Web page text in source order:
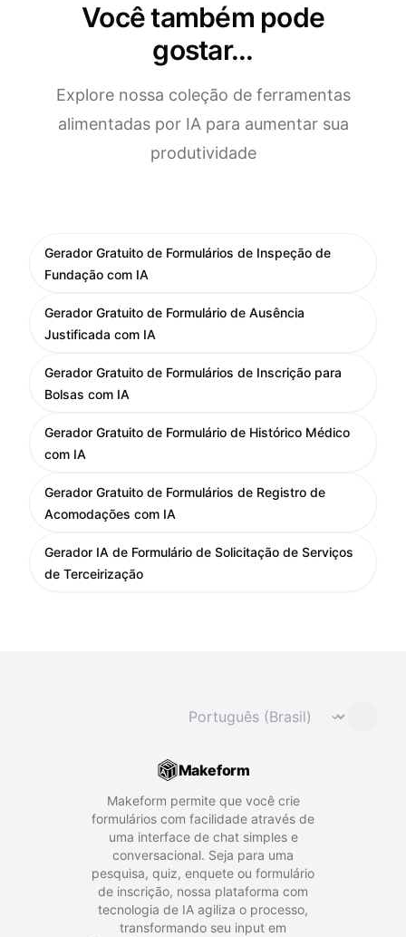
Você também pode
gostar...
Explore nossa coleção de ferramentas
alimentadas por IA para aumentar sua
produtividade
Gerador Gratuito de Formulários de Inspeção de
Fundação com IA
Gerador Gratuito de Formulário de Ausência
Justificada com IA
Gerador Gratuito de Formulários de Inscrição para
Bolsas com IA
Gerador Gratuito de Formulário de Histórico Médico
com IA
Gerador Gratuito de Formulários de Registro de
Acomodações com IA
Gerador IA de Formulário de Solicitação de Serviços
de Terceirização
Mudar idioma ⌄
Makeform
Makeform permite que você crie
formulários com facilidade através de
uma interface de chat simples e
conversacional. Seja para uma
pesquisa, quiz, enquete ou formulário
de inscrição, nossa plataforma com
tecnologia de IA agiliza o processo,
transformando seu input em